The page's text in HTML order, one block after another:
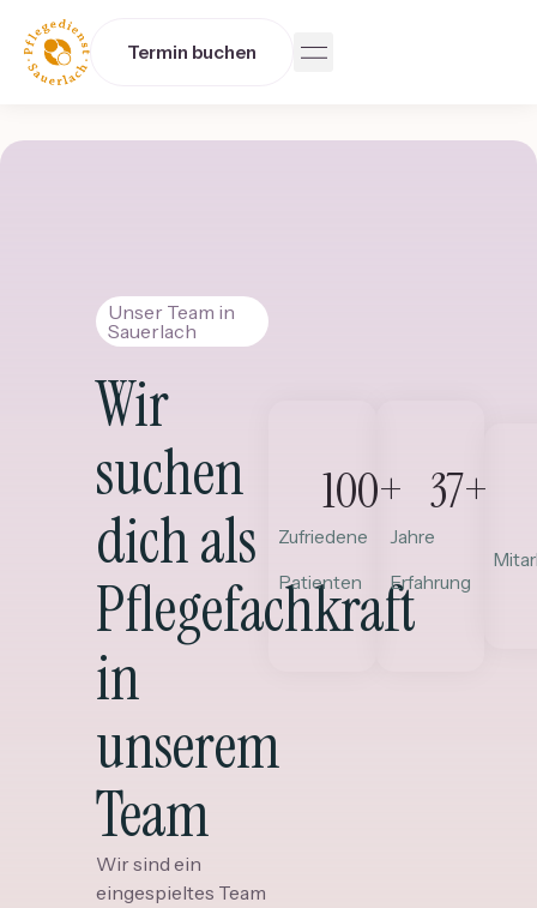
Termin buchen
Unser Team in
Sauerlach
Wir
suchen
dich als
Pflegefachkraft
in
unserem
Team
Wir sind ein
eingespieltes Team
Zufriedene
Patienten
100+
Jahre
Erfahrung
37+